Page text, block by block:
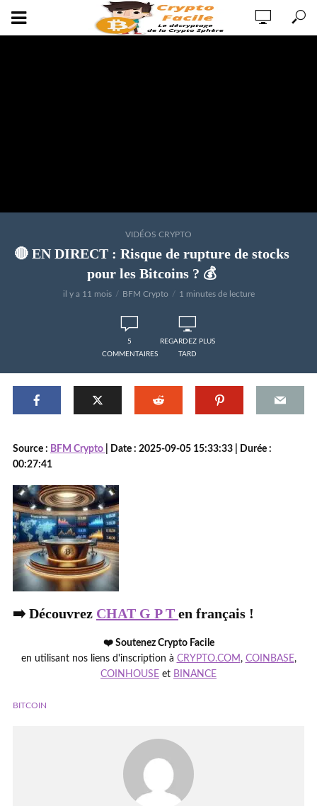
VIDÉOS CRYPTO
🔴 EN DIRECT : Risque de rupture de stocks
pour les Bitcoins ? 💰
il y a 11 mois BFM Crypto 1 minutes de lecture
5
COMMENTAIRES
REGARDEZ PLUS
TARD
Source : BFM Crypto
| Date : 2025-09-05 15:33:33 | Durée :
00:27:41
➡️ Découvrez CHAT G P T en français !
❤️ Soutenez Crypto Facile
en utilisant nos liens d'inscription à CRYPTO.COM, COINBASE,
COINHOUSE et BINANCE
BITCOIN